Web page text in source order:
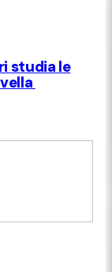
studia le